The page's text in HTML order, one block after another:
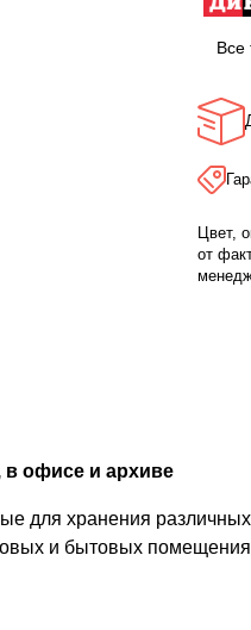
Все
Цвет,
от
в офисе и архиве
для хранения различных
и бытовых